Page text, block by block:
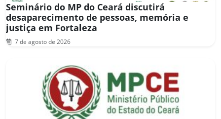
Seminário do MP do Ceará discutirá
desaparecimento de pessoas, memória e
justiça em Fortaleza
7 de agosto de 2026